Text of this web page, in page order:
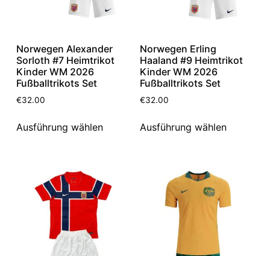
Norwegen Alexander
Sorloth #7 Heimtrikot
Kinder WM 2026
Fußballtrikots Set
€32.00
Ausführung wählen
Norwegen Erling
Haaland #9 Heimtrikot
Kinder WM 2026
Fußballtrikots Set
€32.00
Ausführung wählen